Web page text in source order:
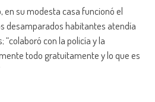
en su modesta casa funcionó el
desamparados habitantes atendía
con la policía y la
todo gratuitamente y lo que es